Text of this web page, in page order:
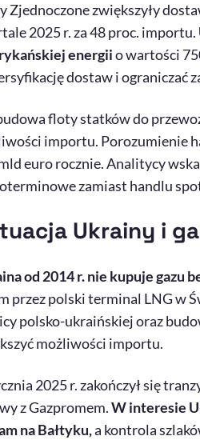
Zjednoczone zwiększyły
2025 r. za 48 proc. importu.
energiio wartości
dostaw i ograniczać
floty statków do
importu. Porozumienie
euro rocznie. Analitycy
zamiast handlu
Ukrainy i
od 2014 r. nie kupuje gazu
przez polski terminal LNG w
polsko-ukraińskiej oraz
możliwości importu.
2025 r. zakończył się
z Gazpromem.W interesie
na Bałtyku,a kontrola